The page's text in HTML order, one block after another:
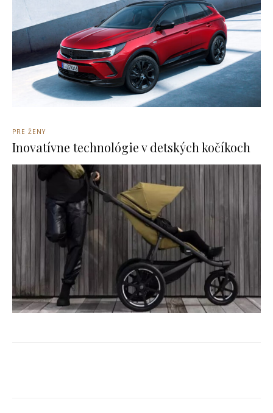
PRE ŽENY
Inovatívne technológie v detských kočíkoch